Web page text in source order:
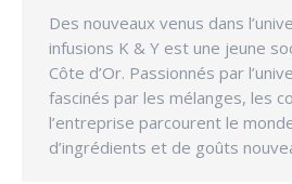
Des nouveaux venus dans
infusions K & Y est une jeune
Côte d’Or. Passionnés par
fascinés par les mélanges, les
l’entreprise parcourent le
d’ingrédients et de goûts